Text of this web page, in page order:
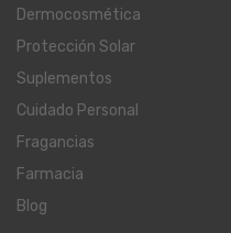
Dermocosmética
Protección Solar
Suplementos
Cuidado Personal
Fragancias
Farmacia
Blog